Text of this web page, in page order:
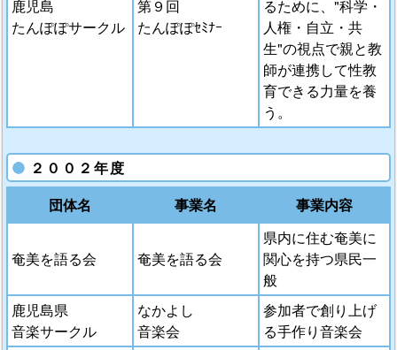
鹿児島
たんぽぽサークル
第９回
たんぽぽｾﾐﾅｰ
るために、"科学・
人権・自立・共
生"の視点で親と教
師が連携して性教
育できる力量を養
う。
２００２年度
団体名
事業名 事業内容
奄美を語る会 奄美を語る会
県内に住む奄美に
関心を持つ県民一
般
鹿児島県
音楽サークル
なかよし
音楽会
参加者で創り上げ
る手作り音楽会